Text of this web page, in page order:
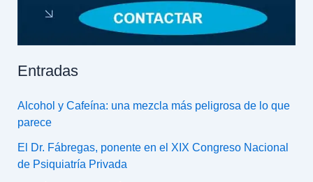
Entradas
Alcohol y Cafeína: una mezcla más peligrosa de lo que
parece
El Dr. Fábregas, ponente en el XIX Congreso Nacional
de Psiquiatría Privada